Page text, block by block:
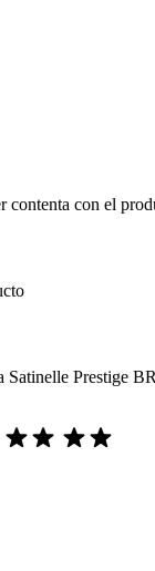
contenta con el
Satinelle Prestige